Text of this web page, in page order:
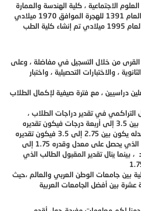
الاجتماعية ، كلية الهندسة والعمارة
ميلادي
وفي العام 1416 الموافق لعام 1995 ميلادي تم إنشاء كلية الطب
القرى من خلال التسجيل في مفاضلة ، وعلى
، والاختبارات التحصيلية ، واختبار
دراسيين ، مع فترة صيفية لإكمال الطلاب
التراكمي في تقدير دراجات الطلاب ،
فالطالب الذي معدله يتراوح بين 3.5 إلى أربعة درجات فيكون تقديره
ممتازا ، أما الطالب الذي معدله يكون بين 2.75 إلى 3.5 فيكون تقديره
جيد جدا ، أما بالنسبة للطالب الذي يحصل على معدل وقدره 1.75 إلى
، بينما ينال تقدير المقبول الطالب الذي
بين جامعات الوطن العربي والعالم ،حيث
عشرة بين أفضل الجامعات العربية